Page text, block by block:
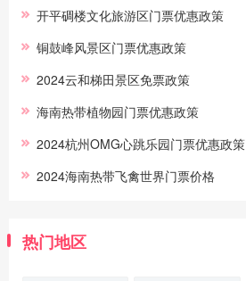
开平碉楼文化旅游区门票优惠政策
铜鼓峰风景区门票优惠政策
2024云和梯田景区免票政策
海南热带植物园门票优惠政策
2024杭州OMG心跳乐园门票优惠政策
2024海南热带飞禽世界门票价格
热门地区